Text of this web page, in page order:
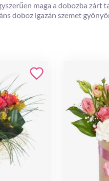
maga a dobozba
doboz igazán szemet